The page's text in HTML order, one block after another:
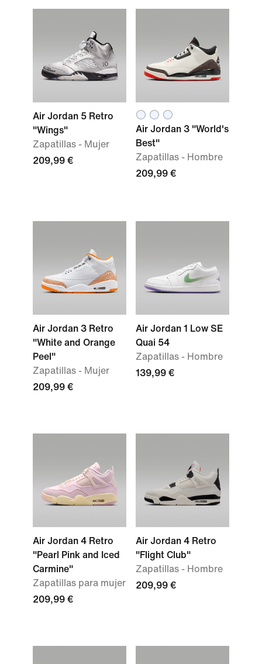
Air Jordan 5 Retro
"Wings"
Zapatillas - Mujer
209,99 €
Air Jordan 3 "World's
Best"
Zapatillas - Hombre
209,99 €
Air Jordan 3 Retro
"White and Orange
Peel"
Zapatillas - Mujer
209,99 €
Air Jordan 1 Low SE
Quai 54
Zapatillas - Hombre
139,99 €
Air Jordan 4 Retro
"Pearl Pink and Iced
Carmine"
Zapatillas para mujer
209,99 €
Air Jordan 4 Retro
"Flight Club"
Zapatillas - Hombre
209,99 €